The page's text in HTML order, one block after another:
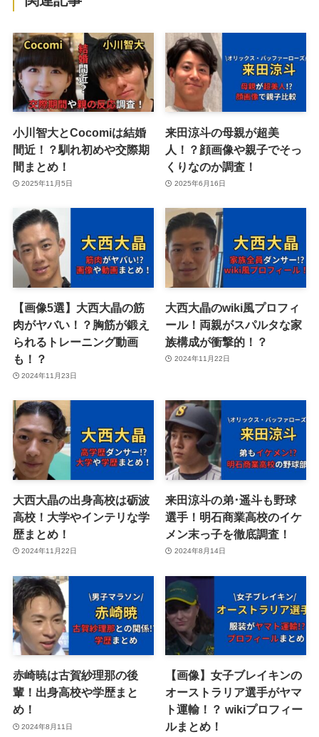
小川智大とCocomiは結婚
間近！？馴れ初めや交際期
間まとめ！
2025年11月5日
来田涼斗の母親が超美
人！？顔画像や親子でそっ
くりなのか調査！
2025年6月16日
【画像5選】大西大晶の筋
肉がヤバい！？胸筋が鍛え
られるトレーニング動画
も！？
2024年11月23日
大西大晶のwiki風プロフィ
ール！両親がスパルタな家
族構成が衝撃的！？
2024年11月22日
大西大晶の出身高校は砺波
高校！大学やインテリな学
歴まとめ！
2024年11月22日
来田涼斗の弟･遥斗も野球
選手！明石商業高校のイケ
メン末っ子を徹底調査！
2024年8月14日
赤崎暁は古賀紗理那の後
輩！出身高校や学歴まと
め！
2024年8月11日
【画像】女子ブレイキンの
オーストラリア選手がヤマ
ト運輸！？ wikiプロフィー
ルまとめ！